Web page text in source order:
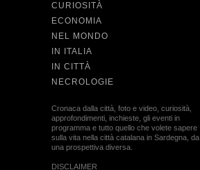
CURIOSITÀ
ECONOMIA
NEL MONDO
IN ITALIA
IN CITTÀ
NECROLOGIE
Cronaca dalla città, foto e video, curiosità,
approfondimenti, inchieste, gli eventi in
programma e tutto quello che volete sapere
sulla vita nella città catalana in Sardegna, da
una prospettiva diversa.
DISCLAIMER